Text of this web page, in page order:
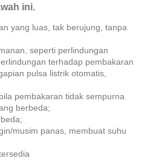
ini.
yang luas, tak berujung, tanpa
seperti perlindungan
terhadap pembakaran
pulsa listrik otomatis,
pembakaran tidak sempurna.
berbeda;
musim panas, membuat suhu